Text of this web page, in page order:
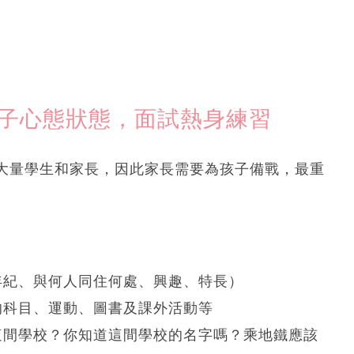
心態狀態，面試熱身練習
學生和家長，因此家長需要為孩子備戰，最重
、與何人同住何處、興趣、特長）
目、運動、圖書及課外活動等
學校？你知道這間學校的名字嗎？乘地鐵應該